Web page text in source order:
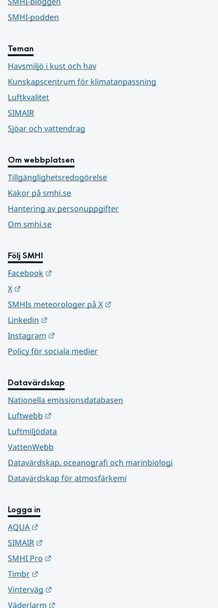
SMHI-podden
Teman
Havsmiljö i kust och hav
Kunskapscentrum för klimatanpassning
Luftkvalitet
SIMAIR
Sjöar och vattendrag
Om webbplatsen
Tillgänglighetsredogörelse
Kakor på smhi.se
Hantering av personuppgifter
Om smhi.se
Följ SMHI
Facebook
X
SMHIs meteorologer på X
Linkedin
Instagram
Policy för sociala medier
Datavärdskap
Nationella emissionsdatabasen
Luftwebb
Luftmiljödata
VattenWebb
Datavärdskap, oceanografi och marinbiologi
Datavärdskap för atmosfärkemi
Logga in
AQUA
SIMAIR
SMHI Pro
Timbr
Vinterväg
Väderlarm